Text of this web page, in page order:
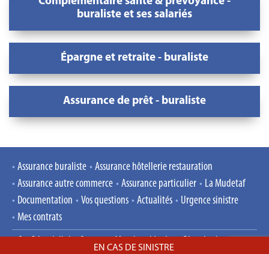
EN CAS DE SINISTRE
buraliste et ses salariés
Épargne et retraite - buraliste
Assurance de prêt - buraliste
Assurance buraliste
Assurance hôtellerie restauration
Assurance autre commerce
Assurance particulier
La Mudetaf
Documentation
Vos questions Actualités
Urgence sinistre
Mes contrats
Contact Mentions légales